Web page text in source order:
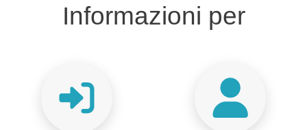
Titolo Informazioni per
Informazioni per